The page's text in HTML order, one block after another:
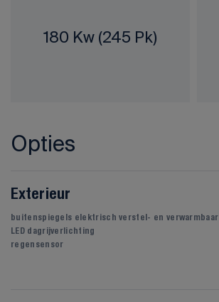
180 Kw (245 Pk)
Opties
Exterieur
buitenspiegels elektrisch verstel- en verwarmbaar
LED dagrijverlichting
regensensor